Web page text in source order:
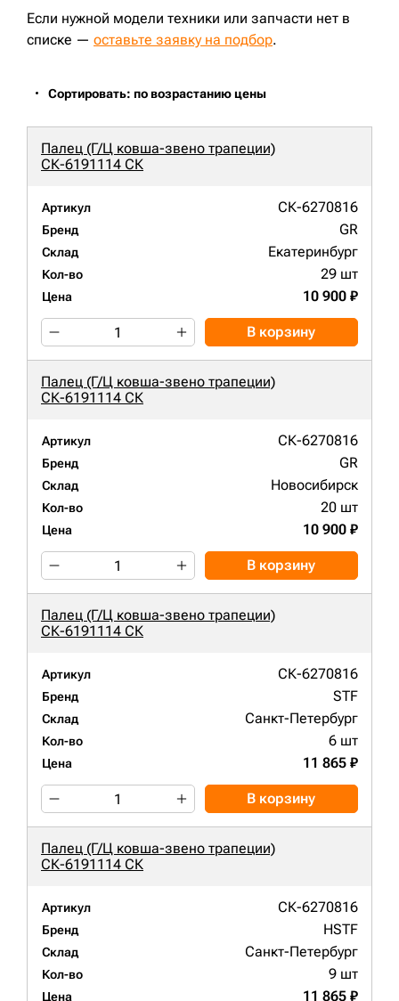
Если нужной модели техники или запчасти нет в
списке — оставьте заявку на подбор.
Сортировать: по возрастанию цены
Палец (Г/Ц ковша-звено трапеции)
СК-6191114 СК
Артикул СК-6270816
Бренд GR
Склад Екатеринбург
Кол-во 29 шт
Цена 10 900 ₽
В корзину
Палец (Г/Ц ковша-звено трапеции)
СК-6191114 СК
Артикул СК-6270816
Бренд GR
Склад Новосибирск
Кол-во 20 шт
Цена 10 900 ₽
В корзину
Палец (Г/Ц ковша-звено трапеции)
СК-6191114 СК
Артикул СК-6270816
Бренд STF
Склад Санкт-Петербург
Кол-во 6 шт
Цена 11 865 ₽
В корзину
Палец (Г/Ц ковша-звено трапеции)
СК-6191114 СК
Артикул СК-6270816
Бренд HSTF
Склад Санкт-Петербург
Кол-во 9 шт
Цена 11 865 ₽